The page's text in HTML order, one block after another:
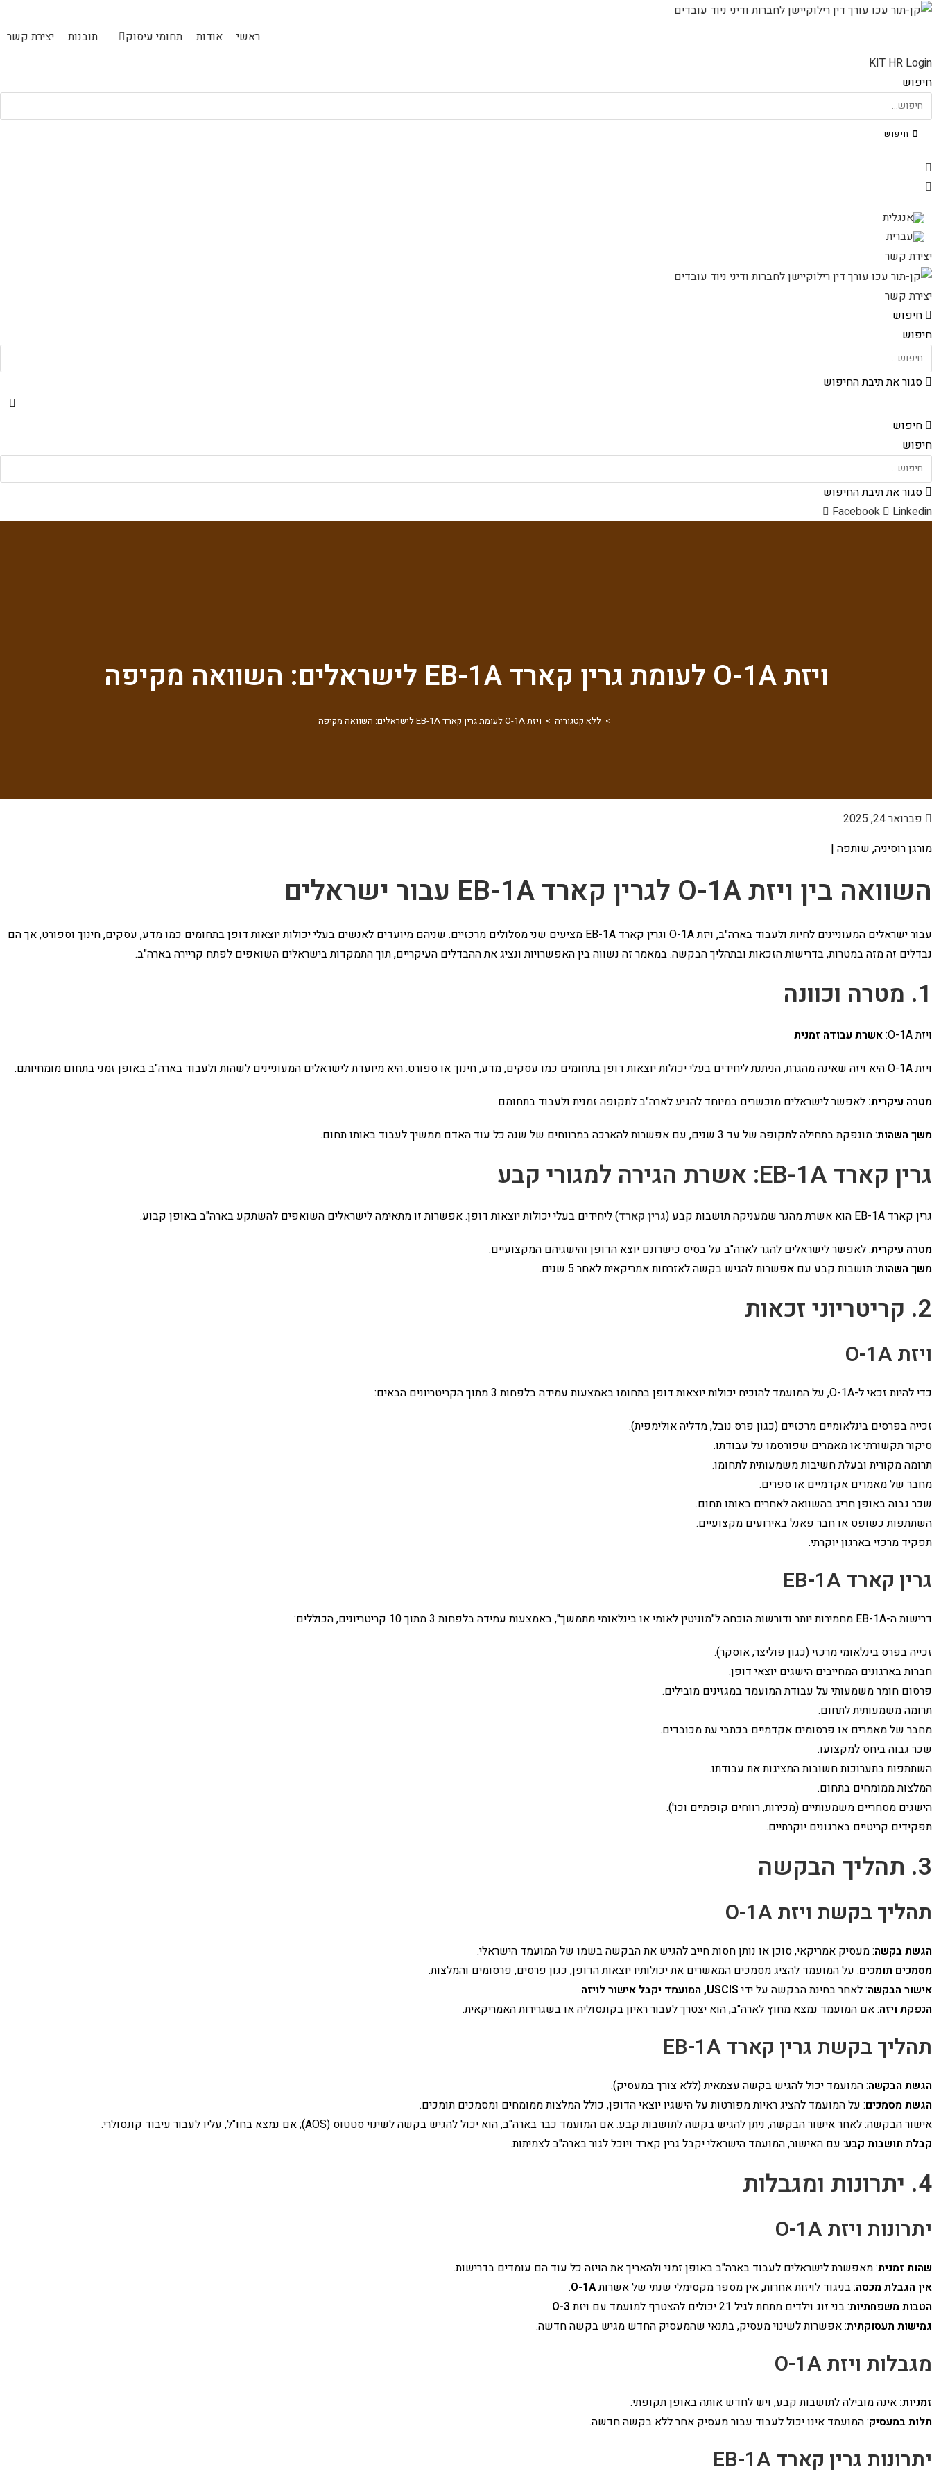
Skip
ראשי אודות תחומי עיסוק תובנות
יצירת קשר
KIT HR Login
חיפוש
חיפוש
יצירת קשר
יצירת קשר
חיפוש
חיפוש
סגור את תיבת החיפוש
חיפוש
חיפוש
סגור את תיבת החיפוש
Facebook
Linkedin
ויזת O-1A לעומת גרין קארד EB-1A לישראלים: השוואה מקיפה
> ללא קטגוריה > ויזת O-1A לעומת גרין קארד EB-1A לישראלים: השוואה מקיפה
פברואר 24, 2025
מורגן רוסיניה, שותפה |
השוואה בין ויזת O-1A לגרין קארד EB-1A עבור ישראלים
עבור ישראלים המעוניינים לחיות ולעבוד בארה"ב, ויזת O-1A וגרין קארד EB-1A מציעים שני מסלולים מרכזיים. שניהם מיועדים לאנשים בעלי יכולות יוצאות דופן בתחומים כמו מדע, עסקים, חינוך וספורט, אך הם
נבדלים זה מזה במטרות, בדרישות הזכאות ובתהליך הבקשה. במאמר זה נשווה בין האפשרויות ונציג את ההבדלים העיקריים, תוך התמקדות בישראלים השואפים לפתח קריירה בארה"ב.
1. מטרה וכוונה
ויזת O-1A:
אשרת עבודה זמנית
ויזת O-1A היא ויזה שאינה מהגרת, הניתנת ליחידים בעלי יכולות יוצאות דופן בתחומים כמו עסקים, מדע, חינוך או ספורט. היא מיועדת לישראלים המעוניינים לשהות ולעבוד בארה"ב באופן זמני בתחום מומחיותם.
מטרה עיקרית: לאפשר לישראלים מוכשרים במיוחד להגיע לארה"ב לתקופה זמנית ולעבוד בתחומם.
משך השהות: מונפקת בתחילה לתקופה של עד 3 שנים, עם אפשרות להארכה במרווחים של שנה כל עוד האדם ממשיך לעבוד באותו תחום.
גרין קארד EB-1A: אשרת הגירה למגורי קבע
גרין קארד EB-1A הוא אשרת מהגר שמעניקה תושבות קבע ( גרין קארד) ליחידים בעלי יכולות יוצאות דופן. אפשרות זו מתאימה לישראלים השואפים להשתקע בארה"ב באופן קבוע.
מטרה עיקרית: לאפשר לישראלים להגר לארה"ב על בסיס כישרונם יוצא הדופן והישגיהם המקצועיים.
משך השהות: תושבות קבע עם אפשרות להגיש בקשה לאזרחות אמריקאית לאחר 5 שנים.
2. קריטריוני זכאות
ויזת O-1A
כדי להיות זכאי ל-O-1A, על המועמד להוכיח יכולות יוצאות דופן בתחומו באמצעות עמידה בלפחות 3 מתוך הקריטריונים הבאים:
זכייה בפרסים בינלאומיים מרכזיים (כגון פרס נובל, מדליה אולימפית).
סיקור תקשורתי או מאמרים שפורסמו על עבודתו.
תרומה מקורית ובעלת חשיבות משמעותית לתחומו.
מחבר של מאמרים אקדמיים או ספרים.
שכר גבוה באופן חריג בהשוואה לאחרים באותו תחום.
השתתפות כשופט או חבר פאנל באירועים מקצועיים.
תפקיד מרכזי בארגון יוקרתי.
גרין קארד EB-1A
דרישות ה-EB-1A מחמירות יותר ודורשות הוכחה ל"מוניטין לאומי או בינלאומי מתמשך", באמצעות עמידה בלפחות 3 מתוך 10 קריטריונים, הכוללים:
זכייה בפרס בינלאומי מרכזי (כגון פוליצר, אוסקר).
חברות בארגונים המחייבים הישגים יוצאי דופן.
פרסום חומר משמעותי על עבודת המועמד במגזינים מובילים.
תרומה משמעותית לתחום.
מחבר של מאמרים או פרסומים אקדמיים בכתבי עת מכובדים.
שכר גבוה ביחס למקצועו.
השתתפות בתערוכות חשובות המציגות את עבודתו.
המלצות ממומחים בתחום.
הישגים מסחריים משמעותיים (מכירות, רווחים קופתיים וכו').
תפקידים קריטיים בארגונים יוקרתיים.
3. תהליך הבקשה
תהליך בקשת ויזת O-1A
הגשת בקשה: מעסיק אמריקאי, סוכן או נותן חסות חייב להגיש את הבקשה בשמו של המועמד הישראלי.
מסמכים תומכים: על המועמד להציג מסמכים המאשרים את יכולותיו יוצאות הדופן, כגון פרסים, פרסומים והמלצות.
אישור הבקשה: לאחר בחינת הבקשה על ידי USCIS, המועמד יקבל אישור לויזה
.
הנפקת ויזה: אם המועמד נמצא מחוץ לארה"ב, הוא יצטרך לעבור ראיון בקונסוליה או בשגרירות האמריקאית.
תהליך בקשת גרין קארד EB-1A
הגשת הבקשה: המועמד יכול להגיש בקשה עצמאית (ללא צורך במעסיק).
הגשת מסמכים: על המועמד להציג ראיות מפורטות על הישגיו יוצאי הדופן, כולל המלצות ממומחים ומסמכים תומכים.
אישור הבקשה: לאחר אישור הבקשה, ניתן להגיש בקשה לתושבות קבע. אם המועמד כבר בארה"ב, הוא יכול להגיש בקשה לשינוי סטטוס (AOS); אם נמצא בחו"ל, עליו לעבור עיבוד קונסולרי.
קבלת תושבות קבע: עם האישור, המועמד הישראלי יקבל גרין קארד ויוכל לגור בארה"ב לצמיתות.
4. יתרונות ומגבלות
יתרונות ויזת O-1A
שהות זמנית: מאפשרת לישראלים לעבוד בארה"ב באופן זמני ולהאריך את הויזה כל עוד הם עומדים בדרישות.
אין הגבלת מכסה: בניגוד לויזות אחרות, אין מספר מקסימלי שנתי של אשרותO-1A
.
הטבות משפחתיות: בני זוג וילדים מתחת לגיל 21 יכולים להצטרף למועמד עם ויזת O-3
.
גמישות תעסוקתית: אפשרות לשינוי מעסיק, בתנאי שהמעסיק החדש מגיש בקשה חדשה.
מגבלות ויזת O-1A
זמניות: אינה מובילה לתושבות קבע, ויש לחדש אותה באופן תקופתי.
תלות במעסיק: המועמד אינו יכול לעבוד עבור מעסיק אחר ללא בקשה חדשה.
יתרונות גרין קארד EB-1A